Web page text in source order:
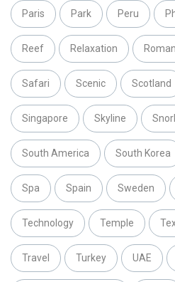
Paris Park Peru
Reef Relaxation
Safari Scenic Scotland
Singapore Skyline
South America South Korea
Spa Spain Sweden
Technology Temple
Travel Turkey UAE